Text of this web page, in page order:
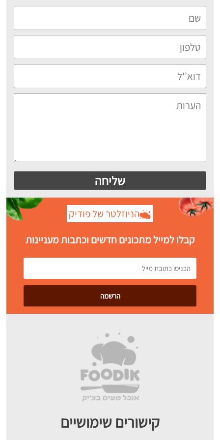
הניוזלטר של פודיק
קבלו למייל מתכונים חדשים וכתבות מעניינות
קישורים שימושיים